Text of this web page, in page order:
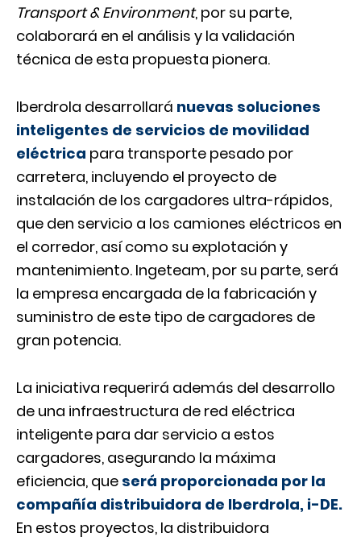
Transport & Environment, por su parte,
colaborará en el análisis y la validación
técnica de esta propuesta pionera.
Iberdrola desarrollará nuevas soluciones
inteligentes de servicios de movilidad
eléctrica para transporte pesado por
carretera, incluyendo el proyecto de
instalación de los cargadores ultra-rápidos,
que den servicio a los camiones eléctricos en
el corredor, así como su explotación y
mantenimiento. Ingeteam, por su parte, será
la empresa encargada de la fabricación y
suministro de este tipo de cargadores de
gran potencia.
La iniciativa requerirá además del desarrollo
de una infraestructura de red eléctrica
inteligente para dar servicio a estos
cargadores, asegurando la máxima
eficiencia, que será proporcionada por la
compañía distribuidora de Iberdrola, i-DE.
En estos proyectos, la distribuidora